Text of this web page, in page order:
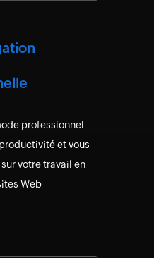
professionnel
et vous
votre travail en
Web